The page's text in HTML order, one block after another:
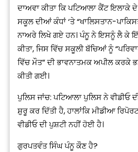
ਦਾਅਵਾ ਕੀਤਾ ਕਿ ਪਟਿਆਲਾ ਕੈਂਟ ਇਲਾਕੇ
ਸਕੂਲ ਦੀਆਂ ਕੰਧਾਂ ‘ਤੇ “ਖਾਲਿਸਤਾਨ-
ਨਾਅਰੇ ਲਿਖੇ ਗਏ ਹਨ। ਪੰਨੂ ਨੇ ਇਸਨੂੰ ਲੈ ਕੇ
ਕੀਤਾ, ਜਿਸ ਵਿੱਚ ਸਕੂਲੀ ਬੱਚਿਆਂ ਨੂੰ
ਵਿੱਚ ਮੌਤ” ਦੀ ਭਾਵਨਾਤਮਕ ਅਪੀਲ ਕਰਕੇ
ਕੀਤੀ ਗਈ।
ਪੁਲਿਸ ਜਾਂਚ: ਪਟਿਆਲਾ ਪੁਲਿਸ ਨੇ ਵੀਡੀਓ
ਸ਼ੁਰੂ ਕਰ ਦਿੱਤੀ ਹੈ, ਹਾਲਾਂਕਿ ਮੀਡੀਆ
ਵੀਡੀਓ ਦੀ ਪੁਸ਼ਟੀ ਨਹੀਂ ਹੋਈ ਹੈ।
ਗੁਰਪਤਵੰਤ ਸਿੰਘ ਪੰਨੂ ਕੌਣ ਹੈ?